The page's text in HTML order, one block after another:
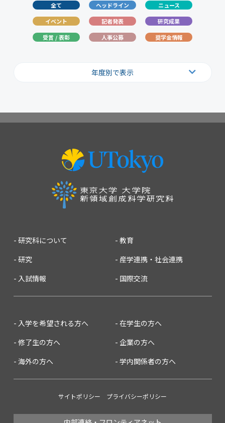
全て ヘッドライン
ニュース
イベント
記者発表
研究成果
受賞 / 表彰
人事公募 奨学金情報
年度別で表示
研究科について
教育
研究
産学連携・社会連携
入試情報
国際交流
入学を希望される方へ
在学生の方へ
修了生の方へ
企業の方へ
海外の方へ
学内関係者の方へ
サイトポリシー プライバシーポリシー